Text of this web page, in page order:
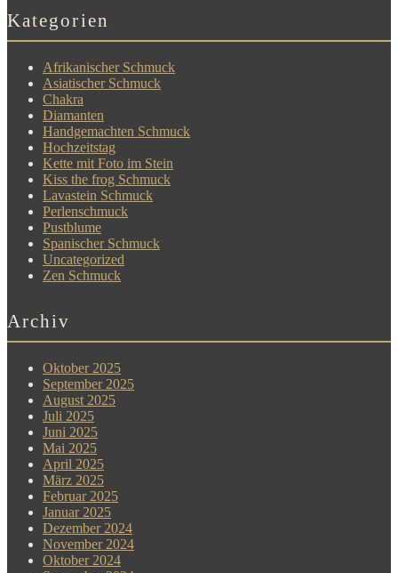
Kategorien
Afrikanischer Schmuck
Asiatischer Schmuck
Chakra
Diamanten
Handgemachten Schmuck
Hochzeitstag
Kette mit Foto im Stein
Kiss the frog Schmuck
Lavastein Schmuck
Perlenschmuck
Pustblume
Spanischer Schmuck
Uncategorized
Zen Schmuck
Archiv
Oktober 2025
September 2025
August 2025
Juli 2025
Juni 2025
Mai 2025
April 2025
März 2025
Februar 2025
Januar 2025
Dezember 2024
November 2024
Oktober 2024